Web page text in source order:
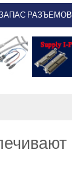
РАЗЪЕМОВ